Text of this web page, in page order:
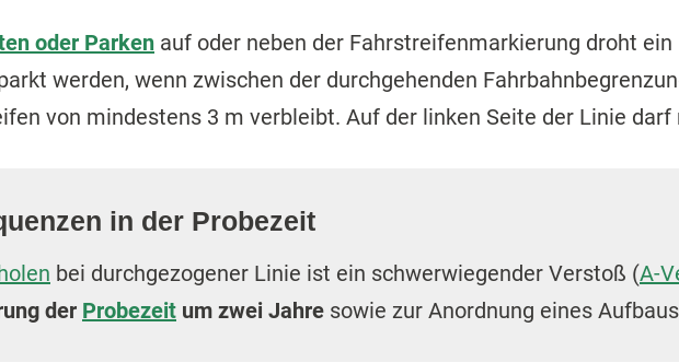
oder Parken auf oder neben der Fahrstreifenmarkierung droht ein
werden, wenn zwischen der durchgehenden
von mindestens 3 m verbleibt. Auf der linken Seite der Linie
in der Probezeit
bei durchgezogener Linie ist ein schwerwiegender Verstoß (A-
der Probezeit um zwei Jahre sowie zur Anordnung eines